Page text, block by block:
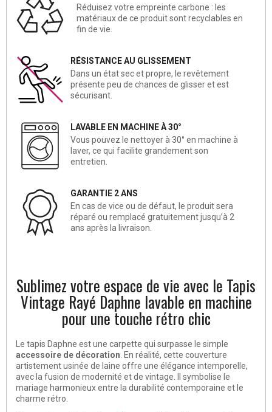
Réduisez votre empreinte carbone : les
matériaux de ce produit sont recyclables en
fin de vie.
RÉSISTANCE AU GLISSEMENT
Dans un état sec et propre, le revêtement
présente peu de chances de glisser et est
sécurisant.
LAVABLE EN MACHINE À 30°
Vous pouvez le nettoyer à 30° en machine à
laver, ce qui facilite grandement son
entretien.
GARANTIE 2 ANS
En cas de vice ou de défaut, le produit sera
réparé ou remplacé gratuitement jusqu’à 2
ans après la livraison.
Sublimez votre espace de vie avec le Tapis
Vintage Rayé Daphne lavable en machine
pour une touche rétro chic
Le tapis Daphne est une carpette qui surpasse le simple
accessoire de décoration . En réalité, cette couverture
artistement usinée de laine offre une élégance intemporelle,
avec la fusion de modernité et de vintage. Il symbolise le
mariage harmonieux entre la durabilité contemporaine et le
charme rétro.